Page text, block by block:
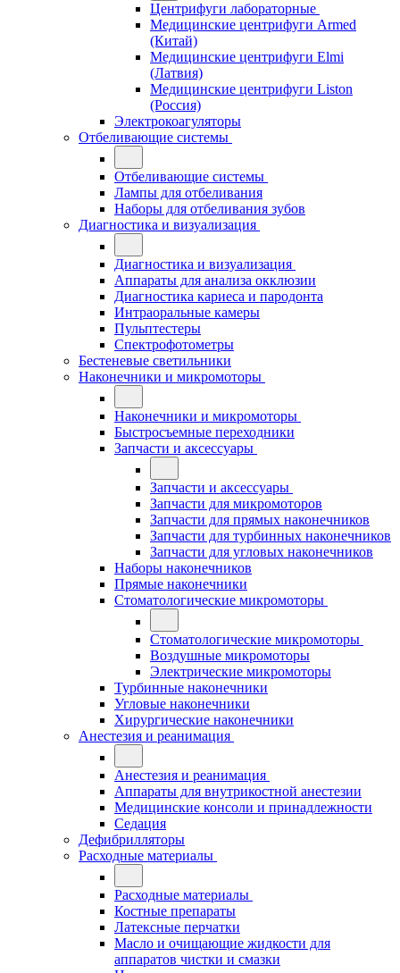
Центрифуги лабораторные
Медицинские центрифуги Armed
(Китай)
Медицинские центрифуги Elmi
(Латвия)
Медицинские центрифуги Liston
(Россия)
Электрокоагуляторы
Отбеливающие системы
Отбеливающие системы
Лампы для отбеливания
Наборы для отбеливания зубов
Диагностика и визуализация
Диагностика и визуализация
Аппараты для анализа окклюзии
Диагностика кариеса и пародонта
Интраоральные камеры
Пульптестеры
Спектрофотометры
Бестеневые светильники
Наконечники и микромоторы
Наконечники и микромоторы
Быстросъемные переходники
Запчасти и аксессуары
Запчасти и аксессуары
Запчасти для микромоторов
Запчасти для прямых наконечников
Запчасти для турбинных наконечников
Запчасти для угловых наконечников
Наборы наконечников
Прямые наконечники
Стоматологические микромоторы
Стоматологические микромоторы
Воздушные микромоторы
Электрические микромоторы
Турбинные наконечники
Угловые наконечники
Хирургические наконечники
Анестезия и реанимация
Анестезия и реанимация
Аппараты для внутрикостной анестезии
Медицинские консоли и принадлежности
Седация
Дефибрилляторы
Расходные материалы
Расходные материалы
Костные препараты
Латексные перчатки
Масло и очищающие жидкости для
аппаратов чистки и смазки